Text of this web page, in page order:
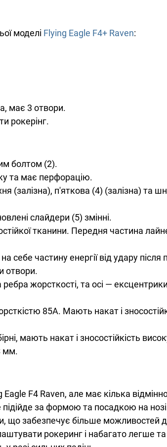
моделі Flying Eagle F4+ Raven:
має 3 отвори.
рокерінг.
болтом (2).
та має перфорацію.
(залізна), п'яткова (4) (залізна)
слайдери (5) змінні.
тканини. Передня частина
себе частину енергії від удару
отвори.
жорсткості, та осі —
85А. Мають накат і
мають накат і зносостійкість
мм.
F4 Raven, але має кілька
за формою та посадкою на
що забезпечує більше можливостей
рокеринг і набагато легше